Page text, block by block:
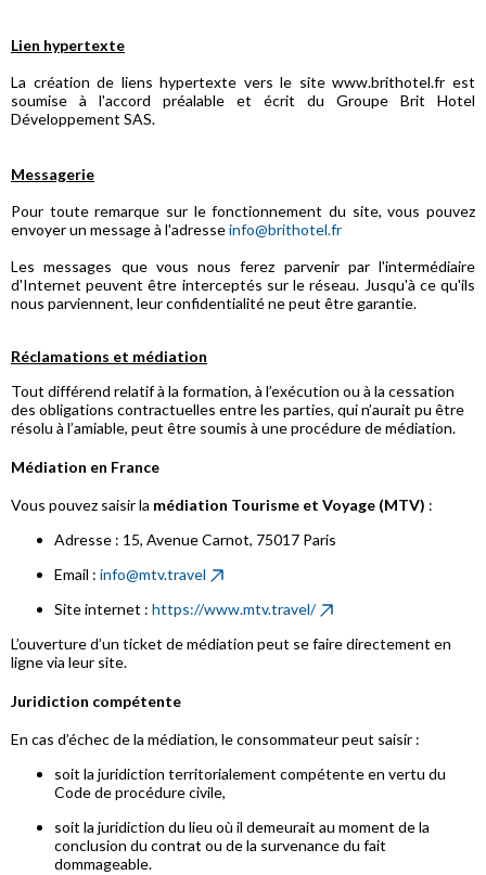
Lien hypertexte
La création de liens hypertexte vers le site www.brithotel.fr est
soumise à l'accord préalable et écrit du Groupe Brit Hotel
Développement SAS.
Messagerie
Pour toute remarque sur le fonctionnement du site, vous pouvez
envoyer un message à l'adresseinfo@brithotel.fr
Les messages que vous nous ferez parvenir par l'intermédiaire
d'Internet peuvent être interceptés sur le réseau. Jusqu'à ce qu'ils
nous parviennent, leur confidentialité ne peut être garantie.
Réclamations et médiation
Tout différend relatif à la formation, à l’exécution ou à la cessation
des obligations contractuelles entre les parties, qui n’aurait pu être
résolu à l’amiable, peut être soumis à une procédure de médiation.
Médiation en France
Vous pouvez saisir la médiation Tourisme et Voyage (MTV) :
Adresse : 15, Avenue Carnot, 75017 Paris
Email : info@mtv.travel
Site internet : https://www.mtv.travel/
L’ouverture d’un ticket de médiation peut se faire directement en
ligne via leur site.
Juridiction compétente
En cas d’échec de la médiation, le consommateur peut saisir :
soit la juridiction territorialement compétente en vertu du
Code de procédure civile,
soit la juridiction du lieu où il demeurait au moment de la
conclusion du contrat ou de la survenance du fait
dommageable.